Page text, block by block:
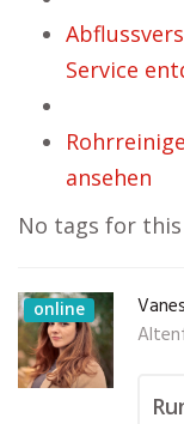
Service
ansehen
No tags for
online